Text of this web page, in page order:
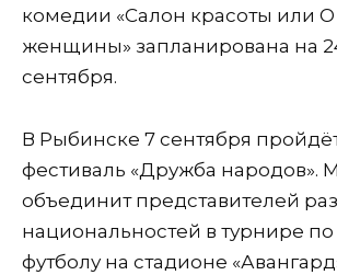
комедии «Салон красоты или О
женщины» запланирована на
сентября.
В Рыбинске 7 сентября
фестиваль «Дружба народов».
объединит представителей
национальностей в турнире
футболу на стадионе